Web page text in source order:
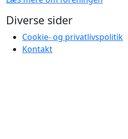
Diverse sider
Cookie- og privatlivspolitik
Kontakt